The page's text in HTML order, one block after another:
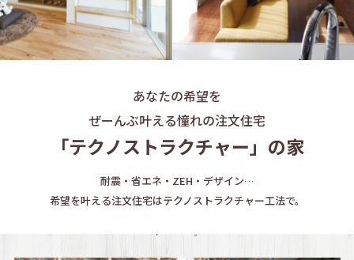
あなたの希望を
ぜーんぶ叶える憧れの注文住宅
「テクノストラクチャー」の家
耐震・省エネ・ZEH・デザイン…
希望を叶える注文住宅はテクノストラクチャー工法で。